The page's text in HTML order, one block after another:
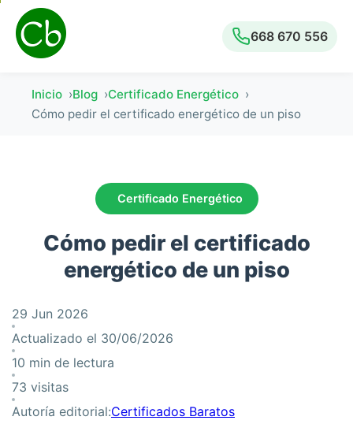
668 670 556
Inicio Blog
Certificado Energético
Cómo pedir el certificado energético de un piso
Certificado Energético
Cómo pedir el certificado
energético de un piso
29 Jun 2026
Actualizado el 30/06/2026
10 min de lectura
73 visitas
Autoría editorial:Certificados Baratos